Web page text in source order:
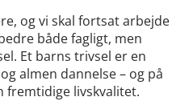
og vi skal fortsat arbejde
både fagligt, men
Et barns trivsel er en
almen dannelse – og på
fremtidige livskvalitet.